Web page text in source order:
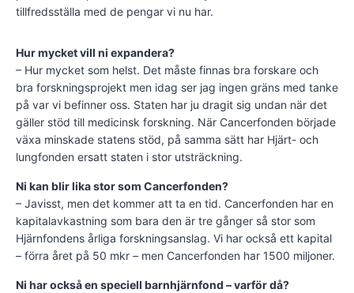
tillfredsställa med de pengar vi nu har.
Hur mycket vill ni expandera?
– Hur mycket som helst. Det måste finnas bra forskare och
bra forskningsprojekt men idag ser jag ingen gräns med tanke
på var vi befinner oss. Staten har ju dragit sig undan när det
gäller stöd till medicinsk forskning. När Cancerfonden började
växa minskade statens stöd, på samma sätt har Hjärt- och
lungfonden ersatt staten i stor utsträckning.
Ni kan blir lika stor som Cancerfonden?
– Javisst, men det kommer att ta en tid. Cancerfonden har en
kapitalavkastning som bara den är tre gånger så stor som
Hjärnfondens årliga forskningsanslag. Vi har också ett kapital
– förra året på 50 mkr – men Cancerfonden har 1500 miljoner.
Ni har också en speciell barnhjärnfond – varför då?